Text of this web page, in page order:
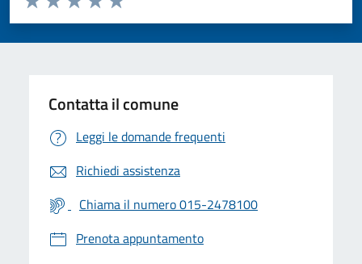
Valuta 5 stelle su 5
Valuta 4 stelle su 5
Valuta 3 stelle su 5
Valuta 2 stelle su 5
Valuta 1 stelle su 5
Contatta il comune
Leggi le domande frequenti
Richiedi assistenza
Chiama il numero 015-2478100
Prenota appuntamento